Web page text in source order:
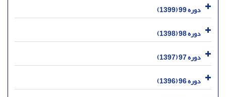
دوره 99 (1399)
دوره 98 (1398)
دوره 97 (1397)
دوره 96 (1396)